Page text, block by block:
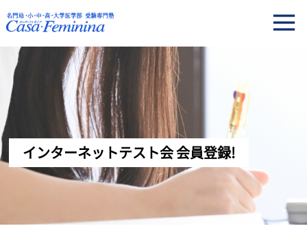
インターネットテスト会 会員登録!